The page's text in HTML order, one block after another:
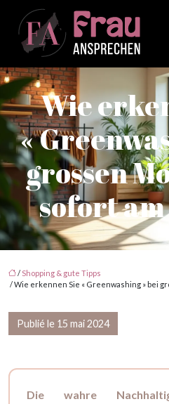
Wie
«
grossen
sofort
/ Shopping & gute Tipps
/ Wie erkennen Sie « Greenwashing » bei
Publié le 15 mai 2024
Die wahre